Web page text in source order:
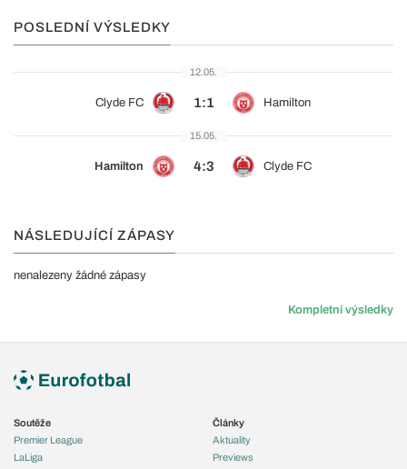
POSLEDNÍ VÝSLEDKY
12.05.
Clyde FC 1:1 Hamilton
15.05.
Hamilton 4:3 Clyde FC
NÁSLEDUJÍCÍ ZÁPASY
nenalezeny žádné zápasy
Kompletní výsledky
Soutěže
Premier League
LaLiga
Články
Aktuality
Previews